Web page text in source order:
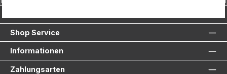
Shop Service
Informationen
Zahlungsarten